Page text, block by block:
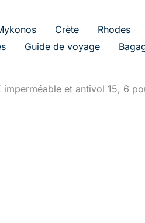
Crète Rhodes
Guide de voyage
imperméable et antivol 15, 6